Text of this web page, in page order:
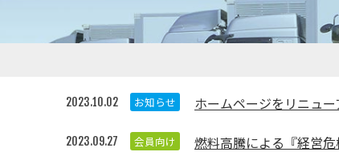
2023.10.02 お知らせ ホームページをリニュ
2023.09.27 会員向け 燃料高騰による『経営